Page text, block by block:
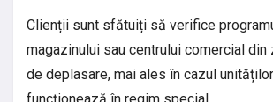
Clienții sunt sfătuiți să verifice
magazinului sau centrului comercial din
de deplasare, mai ales în cazul